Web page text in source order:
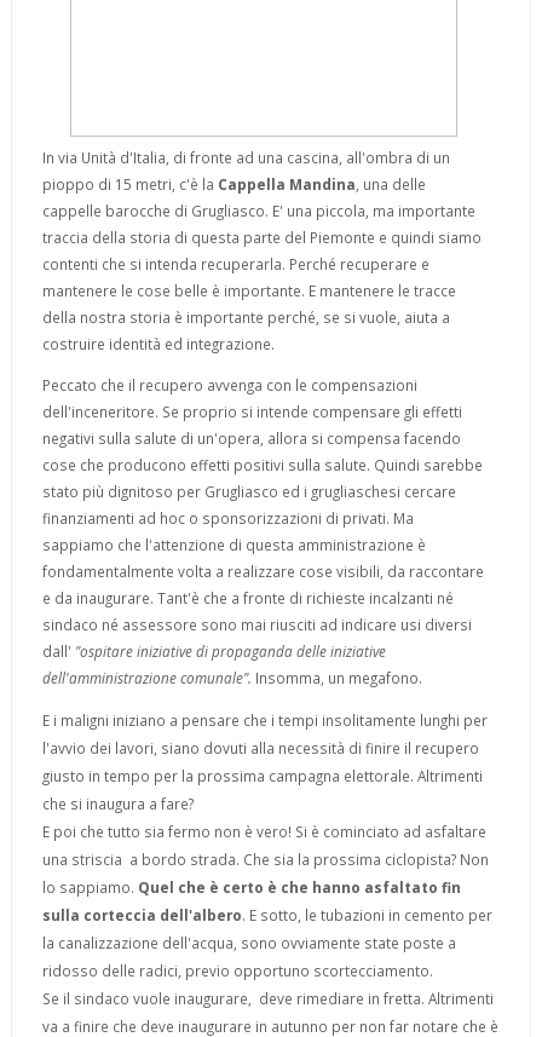
In via Unità d'Italia, di fronte ad una cascina, all'ombra di un
pioppo di 15 metri, c'è la Cappella Mandina , una delle
cappelle barocche di Grugliasco. E' una piccola, ma importante
traccia della storia di questa parte del Piemonte e quindi siamo
contenti che si intenda recuperarla. Perché recuperare e
mantenere le cose belle è importante. E mantenere le tracce
della nostra storia è importante perché, se si vuole, aiuta a
costruire identità ed integrazione.
Peccato che il recupero avvenga con le compensazioni
dell'inceneritore. Se proprio si intende compensare gli effetti
negativi sulla salute di un'opera, allora si compensa facendo
cose che producono effetti positivi sulla salute. Quindi sarebbe
stato più dignitoso per Grugliasco ed i grugliaschesi cercare
finanziamenti ad hoc o sponsorizzazioni di privati. Ma
sappiamo che l'attenzione di questa amministrazione è
fondamentalmente volta a realizzare cose visibili, da raccontare
e da inaugurare. Tant'è che a fronte di richieste incalzanti né
sindaco né assessore sono mai riusciti ad indicare usi diversi
dall' "ospitare iniziative di propaganda delle iniziative
dell'amministrazione comunale". Insomma, un megafono.
E i maligni iniziano a pensare che i tempi insolitamente lunghi per
l'avvio dei lavori, siano dovuti alla necessità di finire il recupero
giusto in tempo per la prossima campagna elettorale. Altrimenti
che si inaugura a fare?
E poi che tutto sia fermo non è vero! Si è cominciato ad asfaltare
una striscia a bordo strada. Che sia la prossima ciclopista? Non
lo sappiamo. Quel che è certo è che hanno asfaltato fin
sulla corteccia dell'albero. E sotto, le tubazioni in cemento per
la canalizzazione dell'acqua, sono ovviamente state poste a
ridosso delle radici, previo opportuno scortecciamento.
Se il sindaco vuole inaugurare, deve rimediare in fretta. Altrimenti
va a finire che deve inaugurare in autunno per non far notare che è